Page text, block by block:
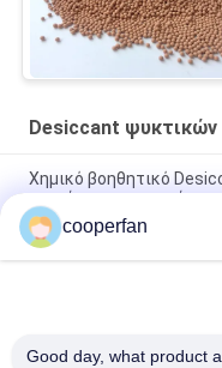
Desiccant ψυκτικών
Χημικό βοηθητικό
ουσιών για το ψυγείο
Χημικές βοηθητικές
κόσκινων ψυκτικών
Ενεργοποιημένες
cooperfan
Good day, what product